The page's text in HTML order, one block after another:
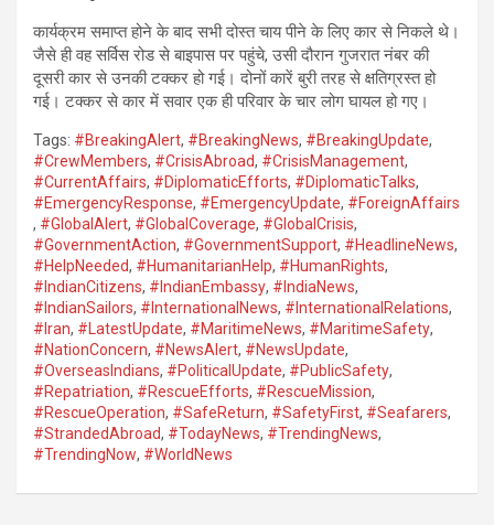
कार्यक्रम समाप्त होने के बाद सभी दोस्त चाय पीने के लिए कार से निकले थे।
जैसे ही वह सर्विस रोड से बाइपास पर पहुंचे, उसी दौरान गुजरात नंबर की
दूसरी कार से उनकी टक्कर हो गई। दोनों कारें बुरी तरह से क्षतिग्रस्त हो
गई। टक्कर से कार में सवार एक ही परिवार के चार लोग घायल हो गए।
Tags: #BreakingAlert, #BreakingNews, #BreakingUpdate,
#CrewMembers, #CrisisAbroad, #CrisisManagement,
#CurrentAffairs, #DiplomaticEfforts, #DiplomaticTalks,
#EmergencyResponse, #EmergencyUpdate, #ForeignAffairs
, #GlobalAlert, #GlobalCoverage, #GlobalCrisis,
#GovernmentAction, #GovernmentSupport, #HeadlineNews,
#HelpNeeded, #HumanitarianHelp, #HumanRights,
#IndianCitizens, #IndianEmbassy, #IndiaNews,
#IndianSailors, #InternationalNews, #InternationalRelations,
#Iran, #LatestUpdate, #MaritimeNews, #MaritimeSafety,
#NationConcern, #NewsAlert, #NewsUpdate,
#OverseasIndians, #PoliticalUpdate, #PublicSafety,
#Repatriation, #RescueEfforts, #RescueMission,
#RescueOperation, #SafeReturn, #SafetyFirst, #Seafarers,
#StrandedAbroad, #TodayNews, #TrendingNews,
#TrendingNow, #WorldNews